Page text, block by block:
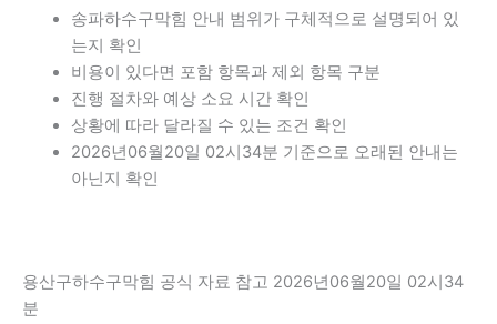
송파하수구막힘 안내 범위가 구체적으로 설명되어 있
는지 확인
비용이 있다면 포함 항목과 제외 항목 구분
진행 절차와 예상 소요 시간 확인
상황에 따라 달라질 수 있는 조건 확인
2026년06월20일 02시34분 기준으로 오래된 안내는
아닌지 확인
용산구하수구막힘 공식 자료 참고 2026년06월20일 02시34
분